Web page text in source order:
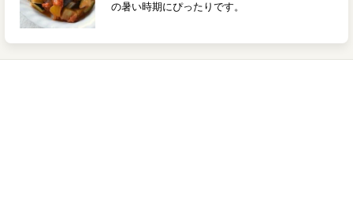
の暑い時期にぴったりです。